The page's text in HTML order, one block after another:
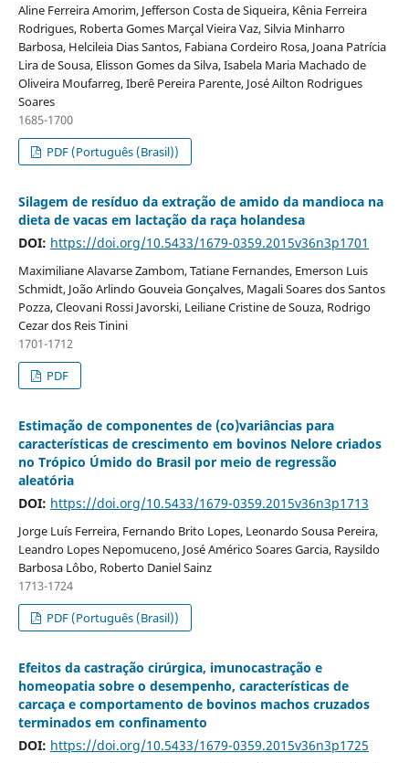
Aline Ferreira Amorim, Jefferson Costa de Siqueira, Kênia Ferreira
Rodrigues, Roberta Gomes Marçal Vieira Vaz, Silvia Minharro
Barbosa, Helcileia Dias Santos, Fabiana Cordeiro Rosa, Joana Patrícia
Lira de Sousa, Elisson Gomes da Silva, Isabela Maria Machado de
Oliveira Moufarreg, Iberê Pereira Parente, José Ailton Rodrigues
Soares
1685-1700
PDF (Português (Brasil))
Silagem de resíduo da extração de amido da mandioca na
dieta de vacas em lactação da raça holandesa
DOI: https://doi.org/10.5433/1679-0359.2015v36n3p1701
Maximiliane Alavarse Zambom, Tatiane Fernandes, Emerson Luis
Schmidt, João Arlindo Gouveia Gonçalves, Magali Soares dos Santos
Pozza, Cleovani Rossi Javorski, Leiliane Cristine de Souza, Rodrigo
Cezar dos Reis Tinini
1701-1712
PDF
Estimação de componentes de (co)variâncias para
características de crescimento em bovinos Nelore criados
no Trópico Úmido do Brasil por meio de regressão
aleatória
DOI: https://doi.org/10.5433/1679-0359.2015v36n3p1713
Jorge Luís Ferreira, Fernando Brito Lopes, Leonardo Sousa Pereira,
Leandro Lopes Nepomuceno, José Américo Soares Garcia, Raysildo
Barbosa Lôbo, Roberto Daniel Sainz
1713-1724
PDF (Português (Brasil))
Efeitos da castração cirúrgica, imunocastração e
homeopatia sobre o desempenho, características de
carcaça e comportamento de bovinos machos cruzados
terminados em confinamento
DOI: https://doi.org/10.5433/1679-0359.2015v36n3p1725